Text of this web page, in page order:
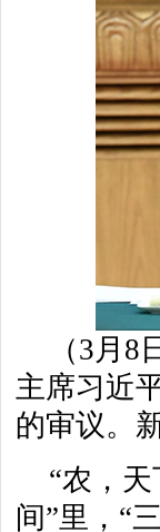
（3月
主席习近
的审议。
“农，
间”里，“